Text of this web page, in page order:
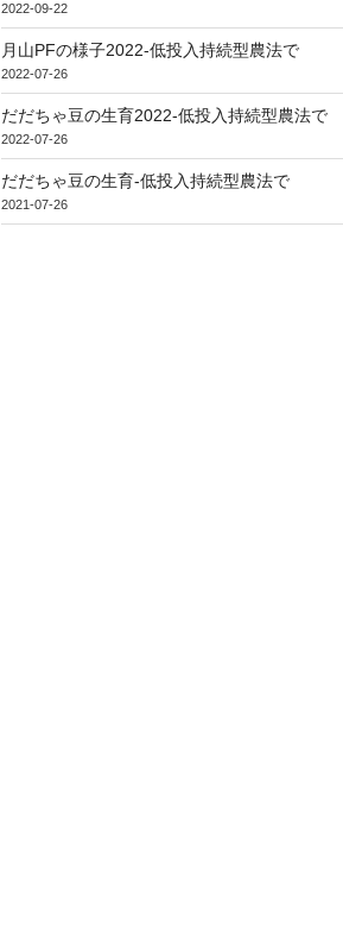
2022-09-22
月山PFの様子2022-低投入持続型農法で
2022-07-26
だだちゃ豆の生育2022-低投入持続型農法で
2022-07-26
だだちゃ豆の生育-低投入持続型農法で
2021-07-26